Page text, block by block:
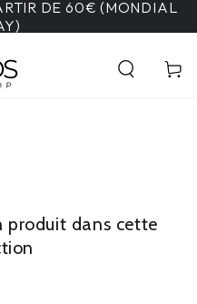
DE 60€ (MONDIAL
Panier
produit dans cette